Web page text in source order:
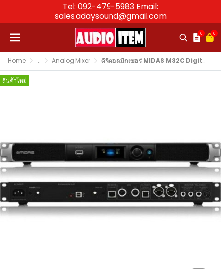
Tel: 092-479-5983 Email:
sales.adaysound@gmail.com
0 0
Home ... Analog Mixer ดิจิตอลมิกเซอร์ MIDAS M32C Digital Rack Mixer
สินค้าใหม่